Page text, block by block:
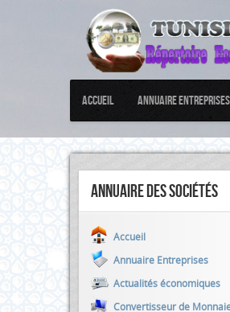
Accueil Annuaire Entreprises
Annuaire des sociétés
Accueil
Annuaire Entreprises
Actualités économiques
Convertisseur de